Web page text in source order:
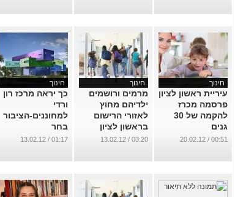
חינוך
עיריית ראשון לציון
פרסמה מכרז
להקמה של 30
גנים
...
00:51 / 20.02.12
חינוך
מרמים ורושמים
ילדיהם מחוץ
לאזורי הרישום
בראשון לציון
...
03:20 / 13.02.12
חינוך
כך יראה מרכז רון
ורדי
למחוננים-הציבור
בחר
...
01:17 / 13.02.12